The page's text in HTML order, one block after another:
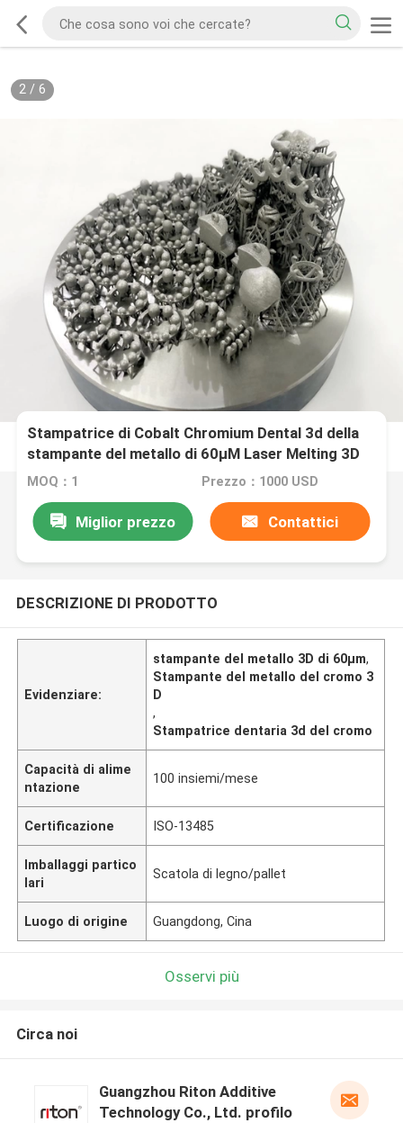
2/ 6
Stampatrice di Cobalt Chromium Dental 3d della
stampante del metallo di 60μM Laser Melting 3D
MOQ：1 Prezzo：1000 USD
Miglior prezzo Contattici
DESCRIZIONE DI PRODOTTO
Evidenziare:
stampante del metallo 3D di 60μm,
Stampante del metallo del cromo 3
D
,
Stampatrice dentaria 3d del cromo
Capacità di alime
ntazione
100 insiemi/mese
Certificazione ISO-13485
Imballaggi partico
lari
Scatola di legno/pallet
Luogo di origine Guangdong, Cina
Osservi più
Circa noi
Guangzhou Riton Additive
Technology Co., Ltd. profilo